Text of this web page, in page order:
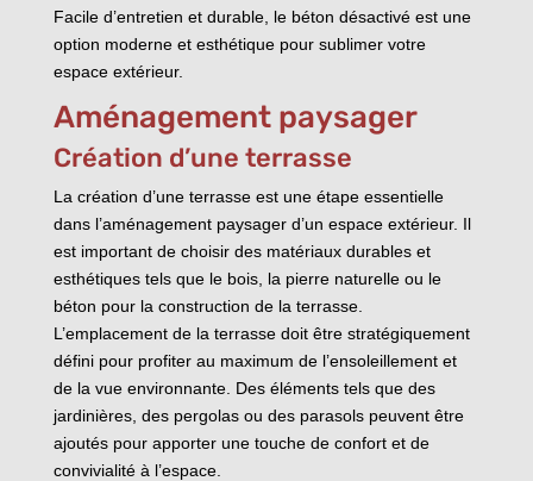
Facile d’entretien et durable, le béton désactivé est une
option moderne et esthétique pour sublimer votre
espace extérieur.
Aménagement paysager
Création d’une terrasse
La création d’une terrasse est une étape essentielle
dans l’aménagement paysager d’un espace extérieur. Il
est important de choisir des matériaux durables et
esthétiques tels que le bois, la pierre naturelle ou le
béton pour la construction de la terrasse.
L’emplacement de la terrasse doit être stratégiquement
défini pour profiter au maximum de l’ensoleillement et
de la vue environnante. Des éléments tels que des
jardinières, des pergolas ou des parasols peuvent être
ajoutés pour apporter une touche de confort et de
convivialité à l’espace.